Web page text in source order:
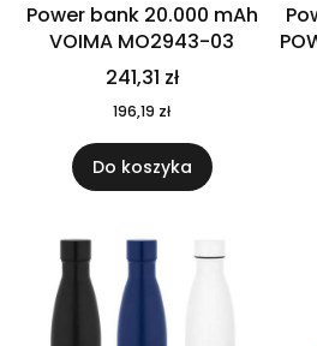
Power bank 20.000 mAh
VOIMA MO2943-03
241,31 zł
196,19 zł
Do koszyka